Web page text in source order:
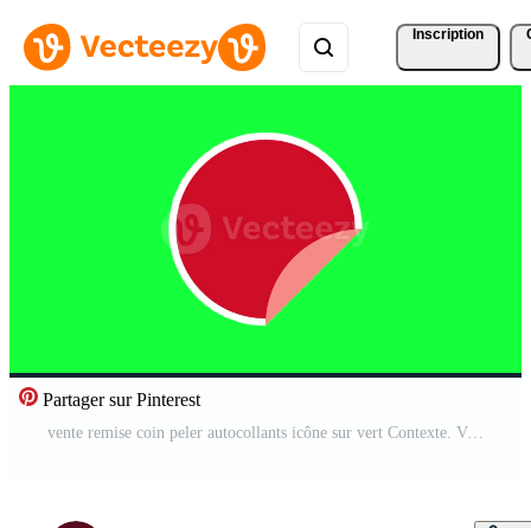
Inscription
Partager sur Pinterest
vente remise coin peler autocollants icône sur vert Contexte. Vidéo Gratuite